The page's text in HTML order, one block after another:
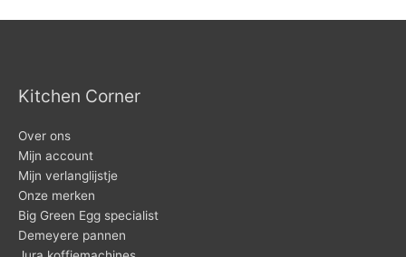
Kitchen Corner
Over ons
Mijn account
Mijn verlanglijstje
Onze merken
Big Green Egg specialist
Demeyere pannen